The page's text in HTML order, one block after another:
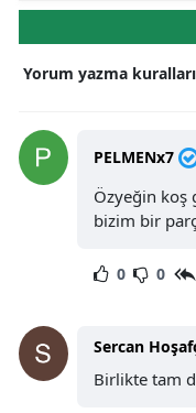
Yorum yazma
PELMENx7
Özyeğin koş
bizim bir
0 0
Sercan
Birlikte tam